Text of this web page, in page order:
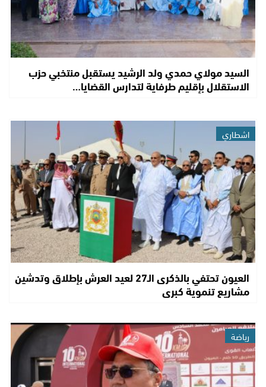
السيد مولاي حمدي ولد الرشيد يستقبل منتخبي حزب
الاستقلال بإقليم طرفاية لتدارس القضايا…
اشطاري
العيون تحتفي بالذكرى الـ27 لعيد العرش بإطلاق وتدشين
مشاريع تنموية كبرى
رياضة